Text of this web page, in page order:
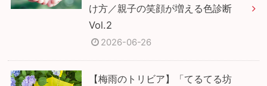
け方／親子の笑顔が増える色診断
Vol.2
2026-06-26
【梅雨のトリビア】「てるてる坊